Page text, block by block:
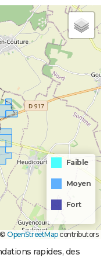
Faible
Moyen
Fort
OpenStreetMapcontributors
rapides, des